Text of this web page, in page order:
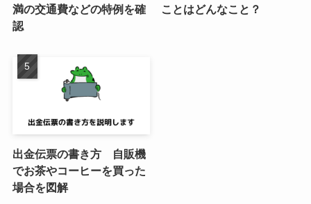
満の交通費などの特例を確
認
ことはどんなこと？
出金伝票の書き方 自販機
でお茶やコーヒーを買った
場合を図解